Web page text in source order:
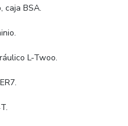
caja BSA.
L-Twoo.